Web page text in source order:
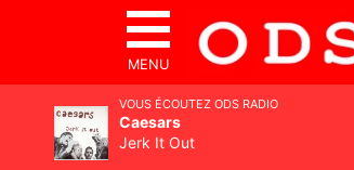
MENU
VOUS ÉCOUTEZ ODS RADIO
Caesars
Jerk It Out